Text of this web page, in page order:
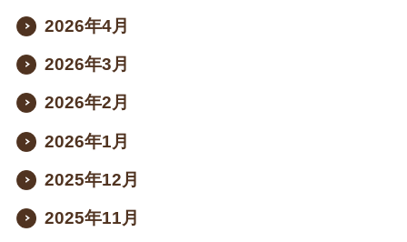
2026年4月
2026年3月
2026年2月
2026年1月
2025年12月
2025年11月